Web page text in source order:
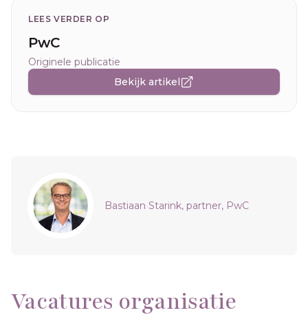
LEES VERDER OP
PwC
Originele publicatie
Bekijk artikel
Sidebar
Bastiaan Starink, partner, PwC
Vacatures organisatie